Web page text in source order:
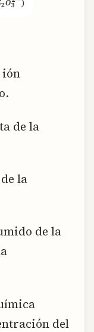
ión
de la
la
de la
del